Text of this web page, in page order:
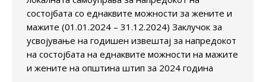
состојбата со еднаквите можности за жените и
мажите (01.01.2024 – 31.12.2024) Заклучок за
усвојување на годишен извештај за напредокот
на состојбата на еднаквите можности на мажите
и жените на општина штип за 2024 година